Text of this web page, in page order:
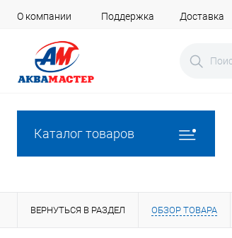
О компании Поддержка Доставка
Каталог товаров
ВЕРНУТЬСЯ В РАЗДЕЛ ОБЗОР ТОВАРА